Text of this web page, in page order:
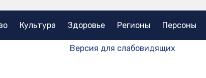
Культура Здоровье Регионы Персоны
Версия для слабовидящих